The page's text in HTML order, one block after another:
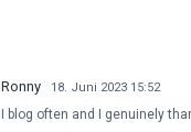
Ronny 18. Juni 2023 15:52
I blog often and I genuinely